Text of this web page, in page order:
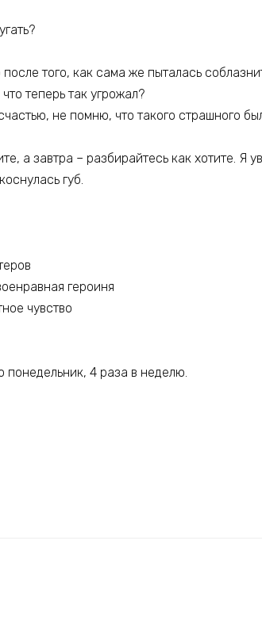
того, как сама же пыталась
теперь так угрожал?
не помню, что такого страшного
а завтра – разбирайтесь как хотите. Я
губ.
героиня
чувство
понедельник, 4 раза в неделю.